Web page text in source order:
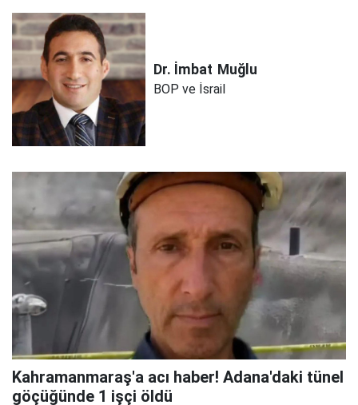
Dr. İmbat Muğlu
BOP ve İsrail
Kahramanmaraş'a acı haber! Adana'daki tünel
göçüğünde 1 işçi öldü